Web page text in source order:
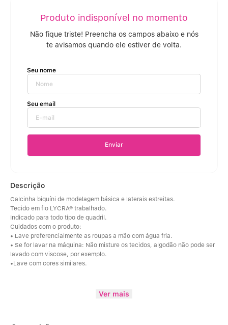
Enviar
Descrição
Calcinha biquíni de modelagem básica e laterais estreitas.
Tecido em fio LYCRA® trabalhado.
Indicado para todo tipo de quadril.
Cuidados com o produto:
• Lave preferencialmente as roupas a mão com água fria.
• Se for lavar na máquina: Não misture os tecidos, algodão não pode ser
lavado com viscose, por exemplo.
•Lave com cores similares.
Ver mais